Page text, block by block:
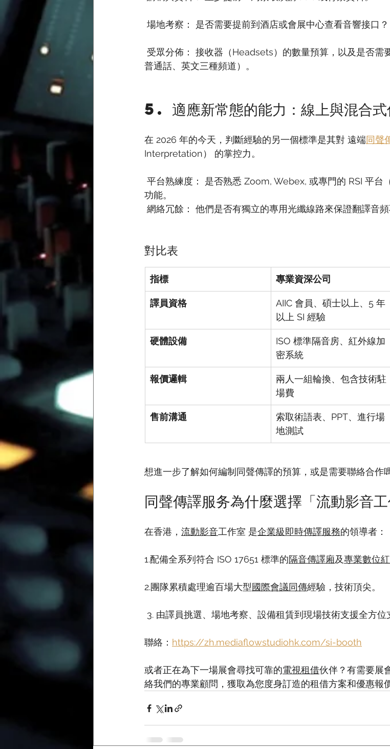
場地考察： 是否需要提前到酒店或會展中心查看音響接口？
普通話、英文三種頻道）。
5. 適應新常態的能力：線上與混合
在 2026 年的今天，判斷經驗的另一個標準是其對 遠端同聲
Interpretation） 的掌控力。
功能。
網絡冗餘： 他們是否有獨立的專用光纖線路來保證翻譯音頻
對比表
指標 專業資深公司
譯員資格
AIIC 會員、碩士以上、5 年
以上 SI 經驗
硬體設備
ISO 標準隔音房、紅外線加
密系統
報價邏輯
兩人一組輪換、包含技術駐
場費
售前溝通
索取術語表、PPT、進行場
地測試
想進一步了解如何編制同聲傳譯的預算，或是需要聯絡合作
同聲傳譯服务為什麼選擇「流動影音工
在香港， 流動影音工作室 是企業級即時傳譯服務的領導者：
1.配備全系列符合 ISO 17651 標準的隔音傳譯廂及專業數位
2.團隊累積處理逾百場大型國際會議同傳經驗，技術頂尖。
3. 由譯員挑選、場地考察、設備租賃到現場技術支援全方位
聯絡： https://zh.mediaflowstudiohk.com/si-booth
或者正在為下一場展會尋找可靠的電視租借伙伴？有需要展
絡我們的專業顧問，獲取為您度身訂造的租借方案和優惠報